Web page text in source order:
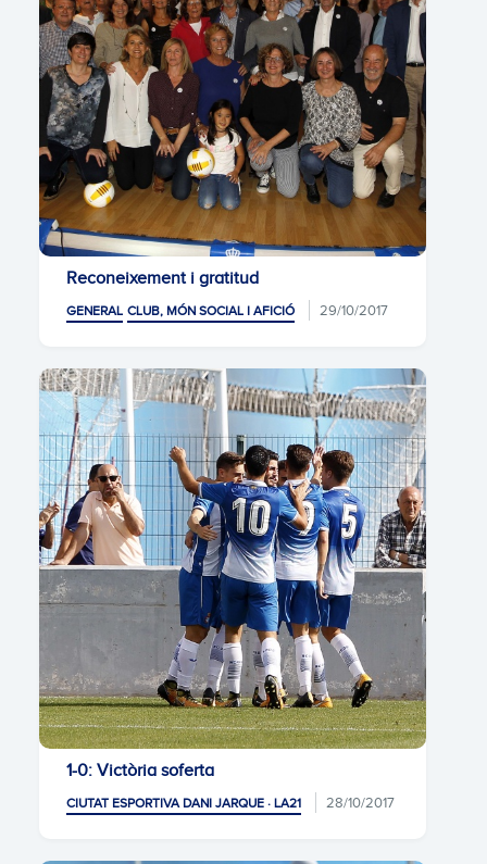
Reconeixement i gratitud
GENERAL CLUB, MÓN SOCIAL I AFICIÓ 29/10/2017
1-0: Victòria soferta
CIUTAT ESPORTIVA DANI JARQUE · LA21 28/10/2017